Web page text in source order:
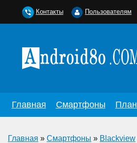
Главная Смартфоны
Главная » Смартфоны » Blackview
Контакты Пользователям